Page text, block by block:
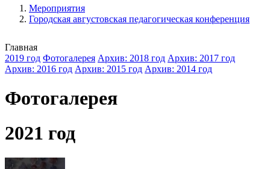
Мероприятия
Городская августовская педагогическая конференция
Главная
2019 год Фотогалерея Архив: 2018 год Архив: 2017 год
Архив: 2016 год Архив: 2015 год Архив: 2014 год
Фотогалерея
2021 год